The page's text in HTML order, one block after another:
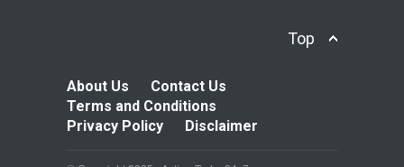
Top
About Us
Contact Us
Terms and Conditions
Privacy Policy
Disclaimer